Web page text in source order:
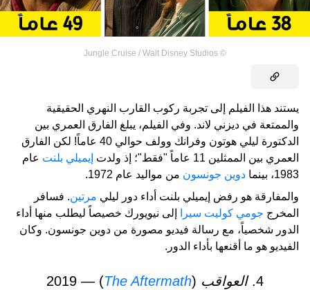
©
Jungle Cruise / Walt Disney Studios
يستند هذا الفيلم إلى تجربة ركوب القارب النهري الحقيقية
والممتعة في ديزني لاند. وفي الفيلم، يبلغ الفارق العمري بين
الدكتورة ليلي هوتون وفرانك وولف حوالي 40 عاماً! لكن الفارق
العمري بين الممثلين 11 عاماً "فقط"؛ إذ ولدت
إيميلي بلنت عام
1983، بينما
دوين جونسون من مواليد عام 1972.
والمفارقة هو رفض إيميلي بلنت أداء دور ليلي مرتين. فسافر
المخرج جومي كوليت سيرا
إلى نيويورك خصيصاً ليطلب منها أداء
الدور شخصياً، مع رسالة فيديو مصورة من دوين جونسون. وكان
الفيديو هو ما أقنعها بأداء الدور.
4. العواقب (
The Aftermath
) — 2019